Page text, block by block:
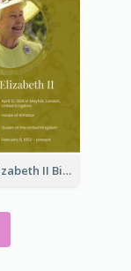
Queen Elizabeth II Biography